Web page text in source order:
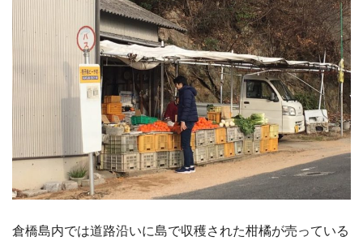
倉橋島内では道路沿いに島で収穫された柑橘が売っている